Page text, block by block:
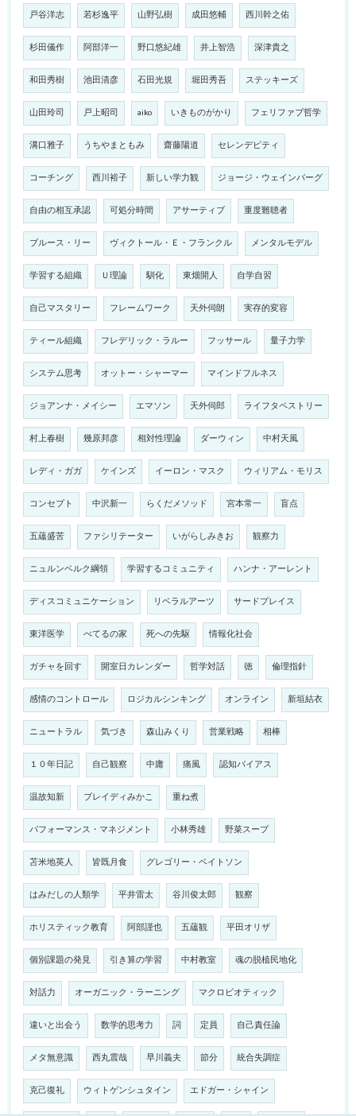
戸谷洋志 若杉逸平 山野弘樹 成田悠輔 西川幹之佑
杉田儀作 阿部洋一 野口悠紀雄 井上智浩 深津貴之
和田秀樹 池田清彦 石田光規 堀田秀吾 ステッキーズ
山田玲司 戸上昭司 aiko いきものがかり フェリファブ哲学
溝口雅子 うちやまともみ 齋藤陽道 セレンデピティ
コーチング 西川裕子 新しい学力観 ジョージ・ウェインバーグ
自由の相互承認 可処分時間 アサーティブ 重度難聴者
ブルース・リー ヴィクトール・Ｅ・フランクル メンタルモデル
学習する組織 Ｕ理論 馴化 東畑開人 自学自習
自己マスタリー フレームワーク 天外伺朗 実存的変容
ティール組織 フレデリック・ラルー フッサール 量子力学
システム思考 オットー・シャーマー マインドフルネス
ジョアンナ・メイシー エマソン 天外伺郎 ライフタペストリー
村上春樹 幾原邦彦 相対性理論 ダーウィン 中村天風
レディ・ガガ ケインズ イーロン・マスク ウィリアム・モリス
コンセプト 中沢新一 らくだメソッド 宮本常一 盲点
五蘊盛苦 ファシリテーター いがらしみきお 観察力
ニュルンベルク綱領 学習するコミュニティ ハンナ・アーレント
ディスコミュニケーション リベラルアーツ サードプレイス
東洋医学 べてるの家 死への先駆 情報化社会
ガチャを回す 開室日カレンダー 哲学対話 徳 倫理指針
感情のコントロール ロジカルシンキング オンライン 新垣結衣
ニュートラル 気づき 森山みくり 営業戦略 相棒
１０年日記 自己観察 中庸 痛風 認知バイアス
温故知新 ブレイディみかこ 重ね煮
パフォーマンス・マネジメント 小林秀雄 野菜スープ
苫米地英人 皆既月食 グレゴリー・ベイトソン
はみだしの人類学 平井雷太 谷川俊太郎 観察
ホリスティック教育 阿部謹也 五蘊観 平田オリザ
個別課題の発見 引き算の学習 中村教室 魂の脱植民地化
対話力 オーガニック・ラーニング マクロビオティック
違いと出会う 数学的思考力 詞 定員 自己責任論
メタ無意識 西丸震哉 早川義夫 節分 統合失調症
克己復礼 ウィトゲンシュタイン エドガー・シャイン